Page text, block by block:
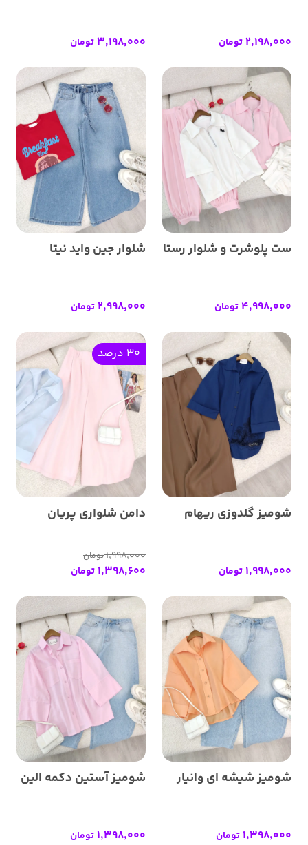
2,198,000تومان 3,198,000تومان
ست پلوشرت و شلوار رستا
4,998,000 تومان
شلوار جین واید نیتا
2,998,000تومان
شومیز گلدوزی ریهام
1,998,000تومان
30 درصد
دامن شلواری پریان
1,998,000تومان
1,398,600تومان
شومیز شیشه ای وانیار
1,398,000تومان
شومیز آستین دکمه الین
1,398,000تومان